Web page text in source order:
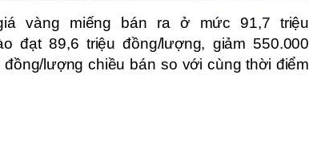
vàng miếng bán ra ở mức 91,7 triệu
đạt 89,6 triệu đồng/lượng, giảm 550.000
lượng chiều bán so với cùng thời điểm